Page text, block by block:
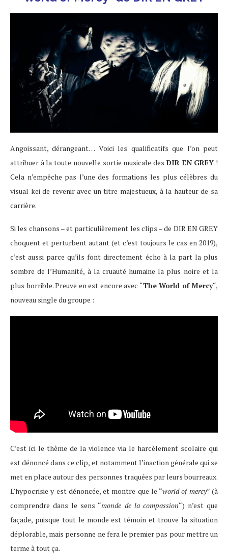
Angoissant, dérangeant… Voici les qualificatifs que l’on peut
attribuer à la toute nouvelle sortie musicale des DIR EN GREY !
Cela n’empêche pas l’une des formations les plus célèbres du
visual kei de revenir avec un titre majestueux, à la hauteur de sa
carrière.
Si les chansons – et particulièrement les clips – de DIR EN GREY
choquent et perturbent autant (et c’est toujours le cas en 2019),
c’est aussi parce qu’ils font directement écho à la part la plus
sombre de l’Humanité, à la cruauté humaine la plus noire et la
plus horrible. Preuve en est encore avec “The World of Mercy“,
nouveau single du groupe :
C’est ici le thème de la violence via le harcèlement scolaire qui
est dénoncé dans ce clip, et notamment l’inaction générale qui se
met en place autour des personnes traquées par leurs bourreaux.
L’hypocrisie y est dénoncée, et montre que le “world of mercy” (à
comprendre dans le sens “monde de la compassion“) n’est que
façade, puisque tout le monde est témoin et trouve la situation
déplorable, mais personne ne fera le premier pas pour mettre un
terme à tout ça.